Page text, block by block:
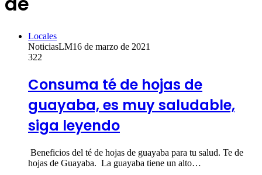
Locales
NoticiasLM16 de marzo de 2021
322
Consuma té de hojas de
guayaba, es muy saludable,
siga leyendo
Beneficios del té de hojas de guayaba para tu salud. Te de
hojas de Guayaba. La guayaba tiene un alto…